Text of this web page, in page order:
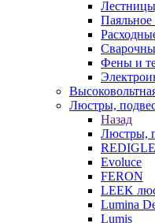
Паяльное
Фены и
Люстры,
Назад
Люстры,
Evoluce
FERON
LEEK
Lumina
Lumis